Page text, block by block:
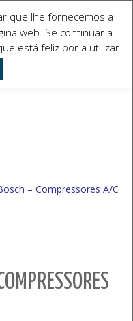
Alternativa
– Compressores A/C
que lhe fornecemos a
web. Se continuar a
está feliz por a utilizar.